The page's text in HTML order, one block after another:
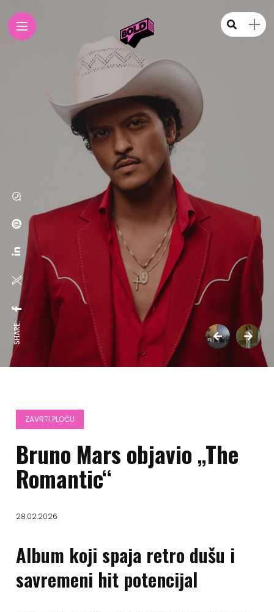
SHARE:
ZAVRTI PLOČU
Bruno Mars objavio „The
Romantic“
28.02.2026
Album koji spaja retro dušu i
savremeni hit potencijal